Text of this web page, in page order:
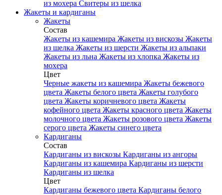
из мохера Свитеры из шелка
Жакеты и кардиганы
Жакеты
Состав
Жакеты из кашемира Жакеты из вискозы Жакеты
из шелка Жакеты из шерсти Жакеты из альпаки
Жакеты из льна Жакеты из хлопка Жакеты из
мохера
Цвет
Черные жакеты из кашемира Жакеты бежевого
цвета Жакеты белого цвета Жакеты голубого
цвета Жакеты коричневого цвета Жакеты
кофейного цвета Жакеты красного цвета Жакеты
молочного цвета Жакеты розового цвета Жакеты
серого цвета Жакеты синего цвета
Кардиганы
Состав
Кардиганы из вискозы Кардиганы из ангоры
Кардиганы из кашемира Кардиганы из шерсти
Кардиганы из шелка
Цвет
Кардиганы бежевого цвета Кардиганы белого